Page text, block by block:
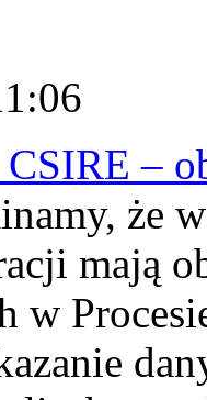
–
że
mają
w